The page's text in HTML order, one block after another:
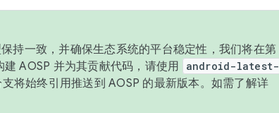
持一致，并确保生态系统的平台稳定性，我们将在第
AOSP 并为其贡献代码，请使用
android-latest-
将始终引用推送到 AOSP 的最新版本。如需了解详